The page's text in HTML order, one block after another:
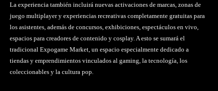
La experiencia también incluirá nuevas activaciones de marcas, zonas de
juego multiplayer y experiencias recreativas completamente gratuitas para
los asistentes, además de concursos, exhibiciones, espectáculos en vivo,
espacios para creadores de contenido y cosplay. A esto se sumará el
tradicional Expogame Market, un espacio especialmente dedicado a
tiendas y emprendimientos vinculados al gaming, la tecnología, los
coleccionables y la cultura pop.